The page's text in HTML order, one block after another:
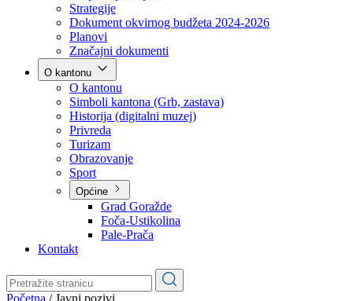
Poslovnik
Program rada Vlade
Ekspoze premijera
Strategije
Dokument okvirnog budžeta 2024-2026
Planovi
Značajni dokumenti
O kantonu
O kantonu
Simboli kantona (Grb, zastava)
Historija (digitalni muzej)
Privreda
Turizam
Obrazovanje
Općine
Pale-Prača
Kontakt